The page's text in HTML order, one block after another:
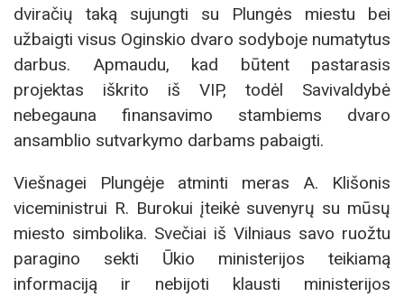
dviračių taką sujungti su Plungės miestu bei
užbaigti visus Oginskio dvaro sodyboje numatytus
darbus. Apmaudu, kad būtent pastarasis
projektas iškrito iš VIP, todėl Savivaldybė
nebegauna finansavimo stambiems dvaro
ansamblio sutvarkymo darbams pabaigti.
Viešnagei Plungėje atminti meras A. Klišonis
viceministrui R. Burokui įteikė suvenyrų su mūsų
miesto simbolika. Svečiai iš Vilniaus savo ruožtu
paragino sekti Ūkio ministerijos teikiamą
informaciją ir nebijoti klausti ministerijos